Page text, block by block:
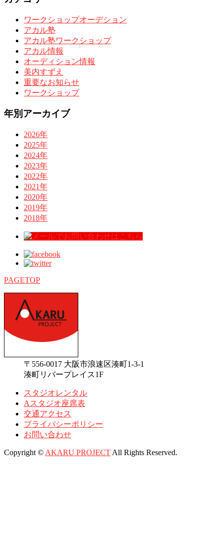
ワークショップオーデション
アカル塾
アカル塾ワークショップ
アカル情報
オーディション情報
美内すずえ
重要なお知らせ
ワークショップ
年別アーカイブ
2026年
2025年
2024年
2023年
2022年
2021年
2020年
2019年
2018年
PAGETOP
〒556-0017 大阪市浪速区湊町1-3-1
湊町リバープレイス1F
スタジオレンタル
Aスタジオ座席表
交通アクセス
プライバシーポリシー
お問い合わせ
Copyright © AKARU PROJECT All Rights Reserved.